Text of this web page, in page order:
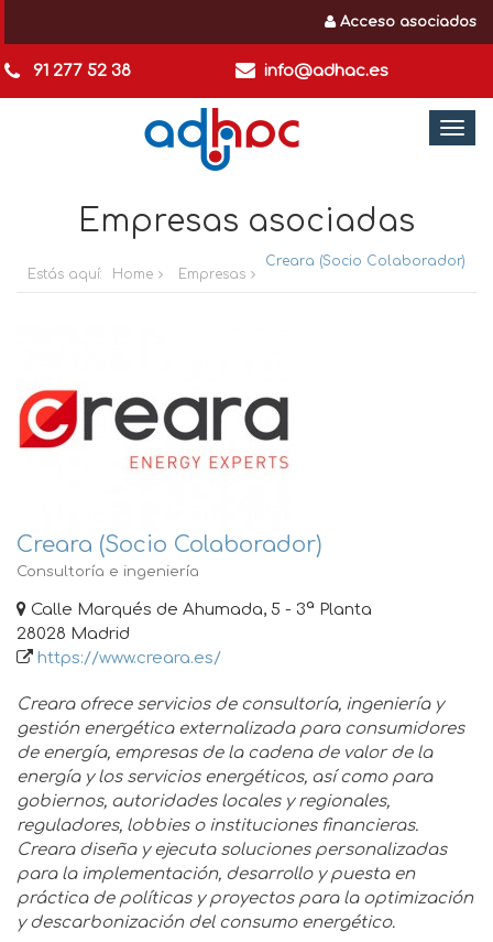
Acceso asociados
91 277 52 38 info@adhac.es
Empresas asociadas
Estás aquí: Home Empresas
Creara (Socio Colaborador)
Creara (Socio Colaborador)
Consultoría e ingeniería
Calle Marqués de Ahumada, 5 - 3ª Planta
28028 Madrid
https://www.creara.es/
Creara ofrece servicios de consultoría, ingeniería y
gestión energética externalizada para consumidores
de energía, empresas de la cadena de valor de la
energía y los servicios energéticos, así como para
gobiernos, autoridades locales y regionales,
reguladores, lobbies o instituciones financieras.
Creara diseña y ejecuta soluciones personalizadas
para la implementación, desarrollo y puesta en
práctica de políticas y proyectos para la optimización
y descarbonización del consumo energético.